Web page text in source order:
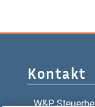
Kontakt
W&P